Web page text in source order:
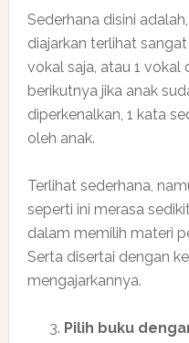
Sederhana disini
diajarkan terlihat
vokal saja, atau 1 vokal
berikutnya jika anak
diperkenalkan, 1 kata
oleh anak.
Terlihat sederhana,
seperti ini merasa
dalam memilih materi
Serta disertai dengan
mengajarkannya.
Pilih buku